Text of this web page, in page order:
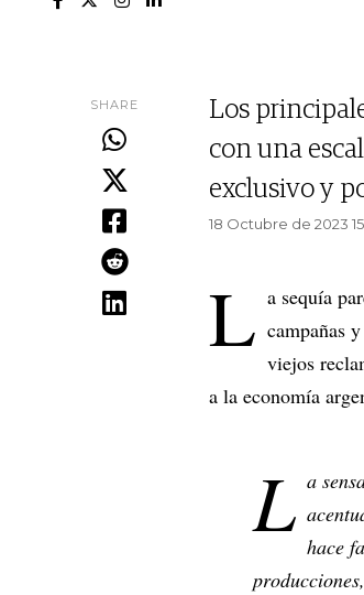
SHARE
Los
con una
exclusivo y
18 Octubre de 2023
L a sequía
campañas
viejos
a la economía
L a
hace